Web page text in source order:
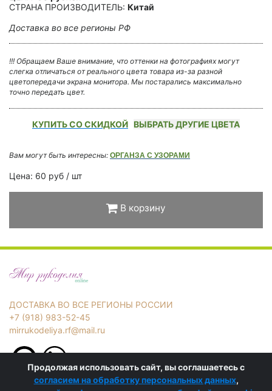
СТРАНА ПРОИЗВОДИТЕЛЬ: Китай
Доставка во все регионы РФ
!!! Обращаем Ваше внимание, что оттенки на фотографиях могут
слегка отличаться от реального цвета товара из-за разной
цветопередачи экрана монитора. Мы постарались максимально
точно передать цвет.
КУПИТЬ СО СКИДКОЙ ВЫБРАТЬ ДРУГИЕ ЦВЕТА
Вам могут быть интересны: ОРГАНЗА С УЗОРАМИ
Цена: 60 руб / шт
В корзину
ДОСТАВКА ВО ВСЕ РЕГИОНЫ РОССИИ
+7 (918) 983-52-45
mirrukodeliya.rf@mail.ru
Политика в отношении обработки персональных данных
Продолжая использовать сайт, вы соглашаетесь с
согласием на обработку персональных данных,